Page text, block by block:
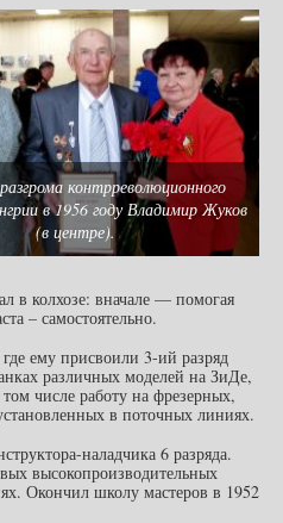
контрреволюционного
в 1956 году Владимир Жуков
(в центре).
в колхозе: вначале — помогая
– самостоятельно.
ему присвоили 3-ий разряд
различных моделей на ЗиДе,
числе работу на фрезерных,
в поточных линиях.
наладчика 6 разряда.
высокопроизводительных
Окончил школу мастеров в 1952